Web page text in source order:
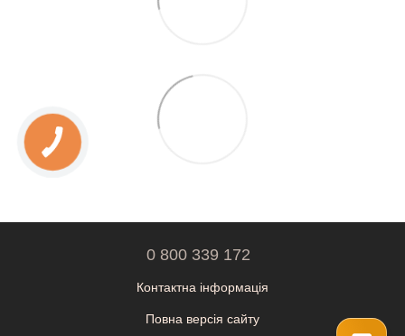
0 800 339 172
Контактна інформація
Повна версія сайту